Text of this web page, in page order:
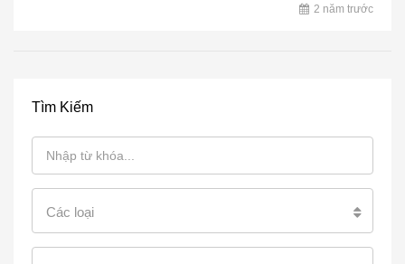
2 năm trước
Tìm Kiếm
Các loại